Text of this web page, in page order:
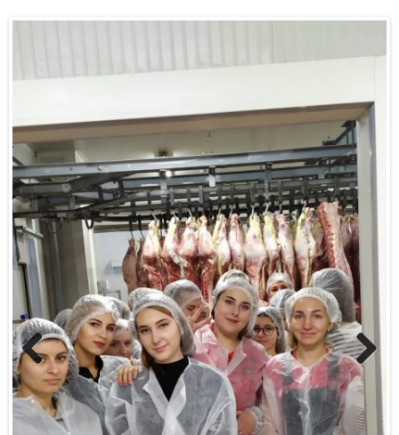
Previous Next